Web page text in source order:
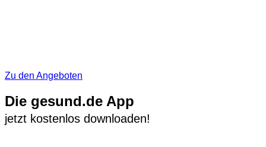
Zu den Angeboten
Die gesund.de App
jetzt kostenlos downloaden!